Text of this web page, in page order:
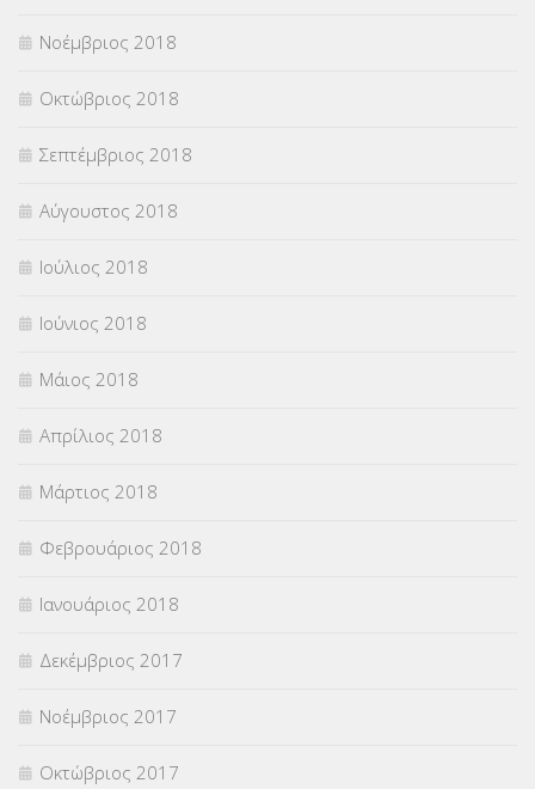
Νοέμβριος 2018
Οκτώβριος 2018
Σεπτέμβριος 2018
Αύγουστος 2018
Ιούλιος 2018
Ιούνιος 2018
Μάιος 2018
Απρίλιος 2018
Μάρτιος 2018
Φεβρουάριος 2018
Ιανουάριος 2018
Δεκέμβριος 2017
Νοέμβριος 2017
Οκτώβριος 2017